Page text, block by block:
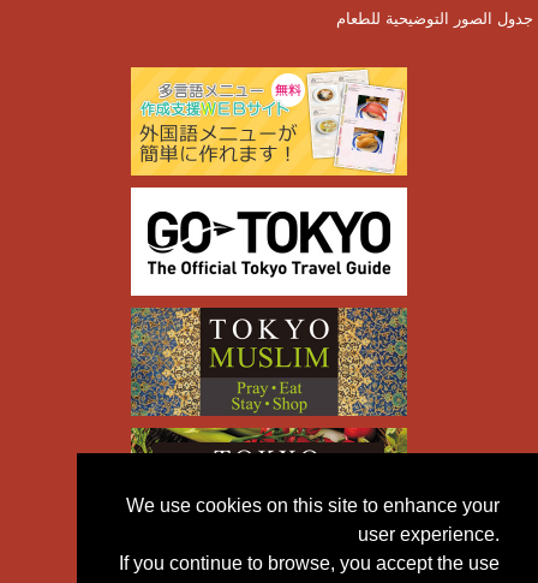
We use cookies on this site to enhance your
user experience.
If you continue to browse, you accept the use
جدول الصور التوضيحية للطعام